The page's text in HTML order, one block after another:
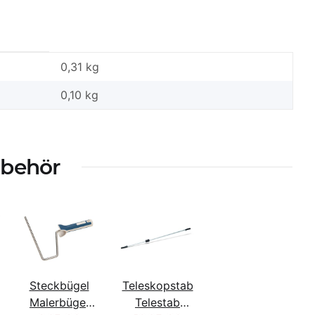
0,31 kg
0,10 kg
Steckbügel
Malerbügel
Teleskopstab
Telestab